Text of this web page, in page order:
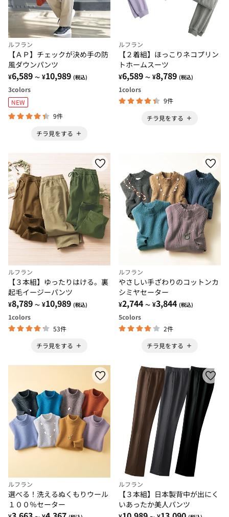
ルフラン
【ＡＰ】チェックが決め手の防
風ダウンパンツ
¥6,589 ～ ¥10,989 (税込)
3colors
NEW
9件
チラ見をする
ルフラン
【２着組】ほっこりネコプリン
トホームスーツ
¥6,589 ～ ¥8,789 (税込)
1colors
9件
チラ見をする
ルフラン
【３本組】ゆったりはける。裏
起毛イージーパンツ
¥8,789 ～ ¥10,989 (税込)
1colors
53件
チラ見をする
ルフラン
やさしい手ざわりのコットンカ
シミヤセーター
¥2,744 ～ ¥3,844 (税込)
5colors
2件
チラ見をする
ルフラン
選べる！洗えるぬくもりウール
１００％セーター
ルフラン
【３本組】日本製背中が出にく
いあったか美人パンツ